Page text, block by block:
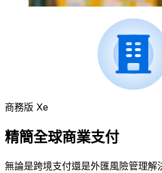
商務版 Xe
精簡全球商業支付
無論是跨境支付還是外匯風險管理解